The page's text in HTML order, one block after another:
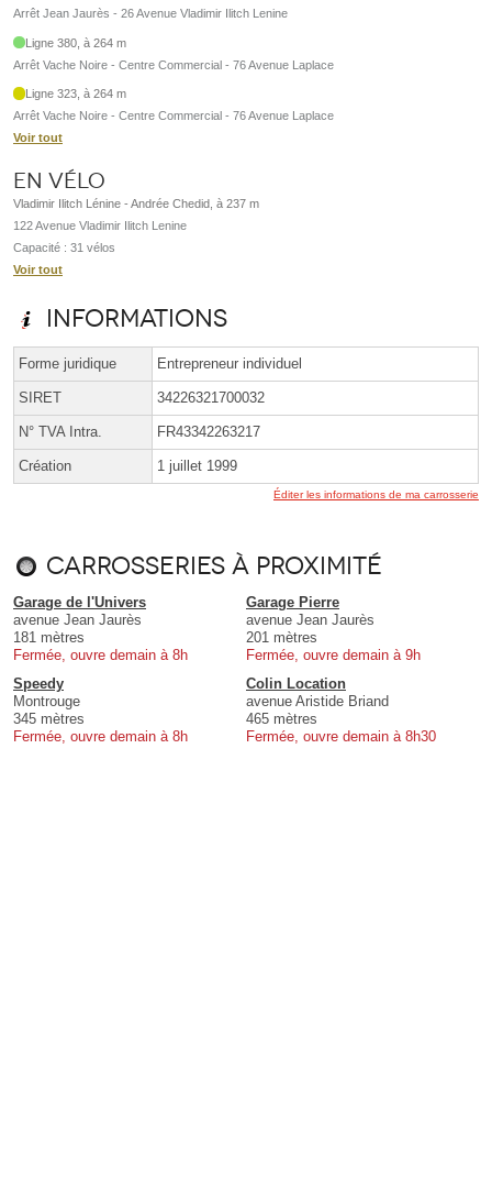
Arrêt Jean Jaurès - 26 Avenue Vladimir Ilitch Lenine
Ligne 380, à 264 m
Arrêt Vache Noire - Centre Commercial - 76 Avenue Laplace
Ligne 323, à 264 m
Arrêt Vache Noire - Centre Commercial - 76 Avenue Laplace
Voir tout
En vélo
Vladimir Ilitch Lénine - Andrée Chedid, à 237 m
122 Avenue Vladimir Ilitch Lenine
Capacité : 31 vélos
Voir tout
Informations
Forme juridique Entrepreneur individuel
SIRET 34226321700032
N° TVA Intra. FR43342263217
Création 1 juillet 1999
Éditer les informations de ma carrosserie
Carrosseries à proximité
Garage de l'Univers
avenue Jean Jaurès
181 mètres
Fermée, ouvre demain à 8h
Garage Pierre
avenue Jean Jaurès
201 mètres
Fermée, ouvre demain à 9h
Speedy
Montrouge
345 mètres
Fermée, ouvre demain à 8h
Colin Location
avenue Aristide Briand
465 mètres
Fermée, ouvre demain à 8h30